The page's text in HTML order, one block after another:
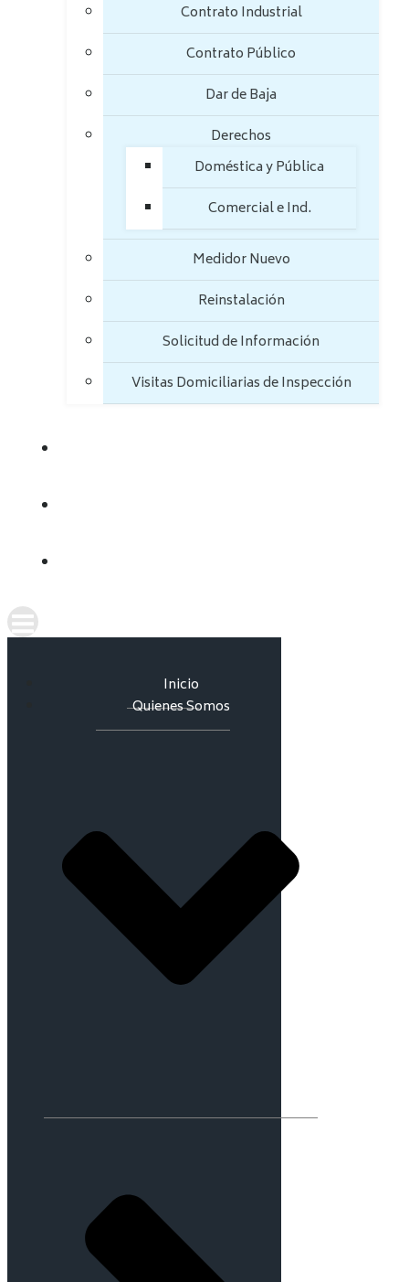
Contrato Industrial
Contrato Público
Dar de Baja
Derechos
Doméstica y Pública
Comercial e Ind.
Medidor Nuevo
Reinstalación
Solicitud de Información
Visitas Domiciliarias de Inspección
Inicio
Quienes Somos